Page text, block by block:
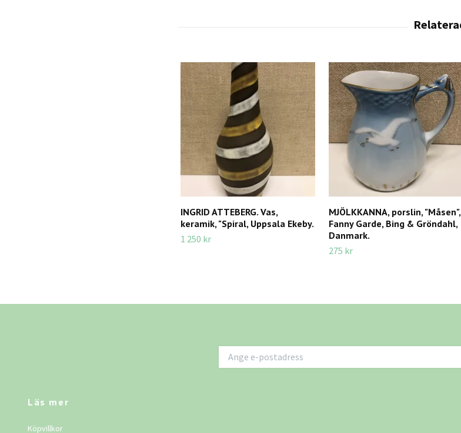
INGRID ATTEBERG. Vas,
keramik, "Spiral, Uppsala Ekeby.
1 250 kr
MJÖLKKANNA, porslin, "Måsen",
Fanny Garde, Bing & Gröndahl,
Danmark.
275 kr
Läs mer
Köpvillkor